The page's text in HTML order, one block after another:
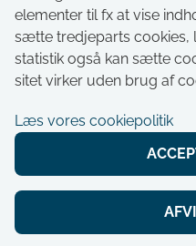
Akut hjælp
Bestil tid i Borgerservice
Ledige stillinger
elementer til fx at vise
sætte tredjeparts cookies,
statistik også kan sætte
sitet virker uden brug af
Læs vores cookiepolitik